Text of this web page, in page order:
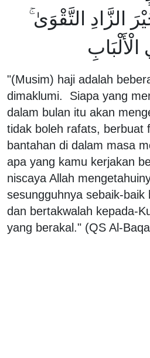
الزَّادِ التَّقْوَىٰ
"(Musim) haji adalah
dimaklumi. Siapa yang
dalam bulan itu akan
tidak boleh rafats, berbuat
bantahan di dalam masa
apa yang kamu kerjakan
niscaya Allah
sesungguhnya sebaik-baik
dan bertakwalah kepada-
yang berakal." (QS Al-